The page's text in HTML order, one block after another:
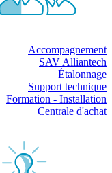
Accompagnement
SAV Alliantech
Étalonnage
Support technique
Formation - Installation
Centrale d'achat